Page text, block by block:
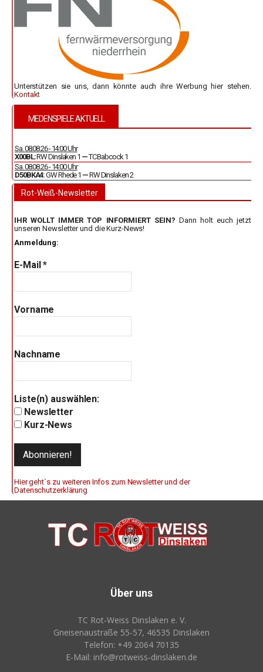
Unterstützen sie uns, dann könnte auch ihre Werbung hier stehen.
Kontakt
MEDENSPIELE AKTUELL
Sa. 08.08.26 - 14:00 Uhr
X00BL:RW Dinslaken 1 —TC Babcock 1
Sa. 08.08.26 - 14:00 Uhr
D50BKA4:GW Rhede 1 —RW Dinslaken 2
Rot-Weiß-Newsletter
IHR WOLLT IMMER TOP INFORMIERT SEIN? Dann holt euch jetzt
unseren Newsletter und die Kurz-News!
Anmeldung:
E-Mail*
Vorname
Nachname
Liste(n) auswählen:
Newsletter
Kurz-News
Hier geht`s zu weiteren Infos zum Newsletter und der
Datenschutzerklärung
Über uns
TC Rot‑Weiss Dinslaken e. V.
Gneisenaustraße 55-57, 46535 Dinslaken
Telefon: +49 2064 70135
E-Mail: info@rotweiss‑dinslaken.de